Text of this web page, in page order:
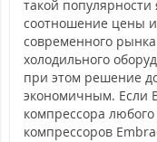
такой
соотношение цены и
современного
холодильного
при этом решение
экономичным. Если
компрессора
компрессоров